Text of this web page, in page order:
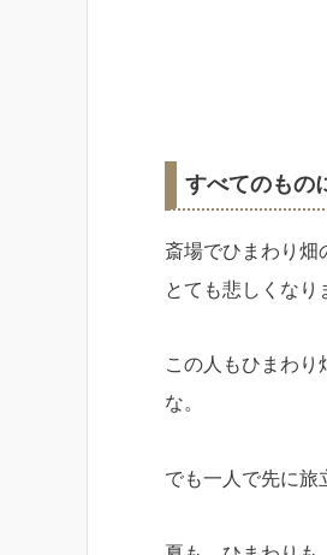
すべてのもの
斎場でひまわり畑
とても悲しくなり
この人もひまわ
な。
でも一人で先に旅